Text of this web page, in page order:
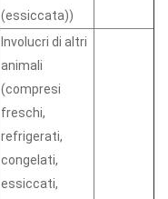
(essiccata))
Involucri di altri
animali
(compresi
freschi,
refrigerati,
congelati,
essiccati,